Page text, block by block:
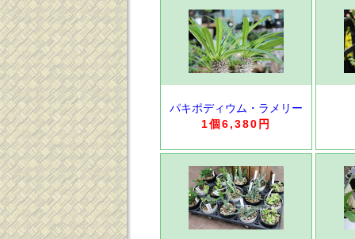
パキポディウム・ラメリー
1個6,380円